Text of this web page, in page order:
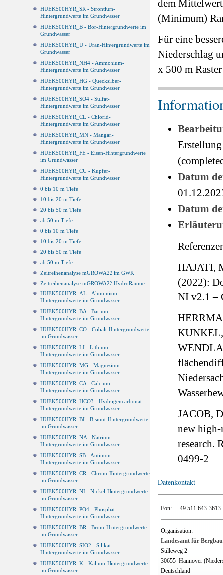
HUEK500HYR_SR - Strontium-
Hintergrundwerte im Grundwasser
HUEK500HYR_B - Bor-Hintergrundwerte im
Grundwasser
HUEK500HYR_U - Uran-Hintergrundwerte im
Grundwasser
HUEK500HYR_NH4 - Ammonium-
Hintergrundwerte im Grundwasser
HUEK500HYR_HG - Quecksilber-
Hintergrundwerte im Grundwasser
HUEK500HYR_SO4 - Sulfat-
Hintergrundwerte im Grundwasser
HUEK500HYR_CL - Chlorid-
Hintergrundwerte im Grundwasser
HUEK500HYR_MN - Mangan-
Hintergrundwerte im Grundwasser
HUEK500HYR_FE - Eisen-Hintergrundwerte
im Grundwasser
HUEK500HYR_CU - Kupfer-
Hintergrundwerte im Grundwasser
0 bis 10 m Tiefe
10 bis 20 m Tiefe
20 bis 50 m Tiefe
ab 50 m Tiefe
0 bis 10 m Tiefe
10 bis 20 m Tiefe
20 bis 50 m Tiefe
ab 50 m Tiefe
Zeitreihenanalyse mGROWA22 im GWK
Zeitreihenanalyse mGROWA22 HydroRäume
HUEK500HYR_AL - Aluminium-
Hintergrundwerte im Grundwasser
HUEK500HYR_BA - Barium-
Hintergrundwerte im Grundwasser
HUEK500HYR_CO - Cobalt-Hintergrundwerte
im Grundwasser
HUEK500HYR_LI - Lithium-
Hintergrundwerte im Grundwasser
HUEK500HYR_MG - Magnesium-
Hintergrundwerte im Grundwasser
HUEK500HYR_CA - Calcium-
Hintergrundwerte im Grundwasser
HUEK500HYR_HCO3 - Hydrogencarbonat-
Hintergrundwerte im Grundwasser
HUEK500HYR_BI - Bismut-Hintergrundwerte
im Grundwasser
HUEK500HYR_NA - Natrium-
Hintergrundwerte im Grundwasser
HUEK500HYR_SB - Antimon-
Hintergrundwerte im Grundwasser
HUEK500HYR_CR - Chrom-Hintergrundwerte
im Grundwasser
HUEK500HYR_NI - Nickel-Hintergrundwerte
im Grundwasser
HUEK500HYR_PO4 - Phosphat-
Hintergrundwerte im Grundwasser
HUEK500HYR_BR - Brom-Hintergrundwerte
im Grundwasser
HUEK500HYR_SIO2 - Silikat-
Hintergrundwerte im Grundwasser
HUEK500HYR_K - Kalium-Hintergrundwerte
im Grundwasser
dem
(Minimum)
Für eine
Niederschlag
x 500 m
Erstellung
Datum
Datum
HAJATI,
(2022):
NI v2.1 –
JACOB,
new high-
research.
0499-2
Datenkontakt
Fon: +49 511 643-3613
Organisation:
Landesamt für
Stilleweg 2
30655 Hannover
Deutschland